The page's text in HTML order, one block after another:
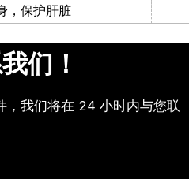
，保护肝脏
们！
，我们将在 24 小时内与您联